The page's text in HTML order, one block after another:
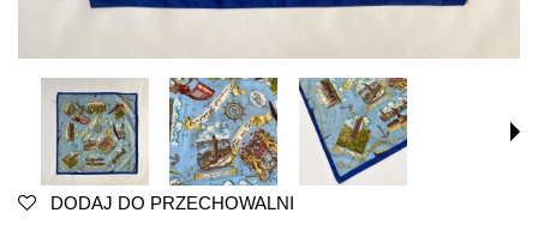
DODAJ DO PRZECHOWALNI